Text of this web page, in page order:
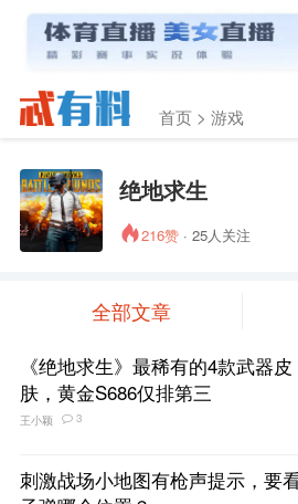
首页 > 游戏
绝地求生
216赞 · 25人关注
全部文章
《绝地求生》最稀有的4款武器皮
肤，黄金S686仅排第三
王小颖 3
刺激战场小地图有枪声提示，要